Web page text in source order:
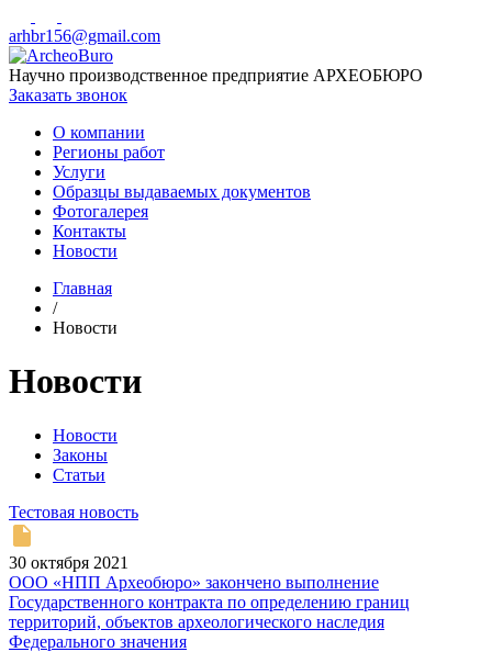
arhbr156@gmail.com
Научно производственное предприятие АРХЕОБЮРО
Заказать звонок
О компании
Регионы работ
Услуги
Образцы выдаваемых документов
Фотогалерея
Контакты
Новости
Главная
/
Новости
Новости
Новости
Законы
Статьи
Тестовая новость
30 октября 2021
ООО «НПП Археобюро» закончено выполнение
Государственного контракта по определению границ
территорий, объектов археологического наследия
Федерального значения